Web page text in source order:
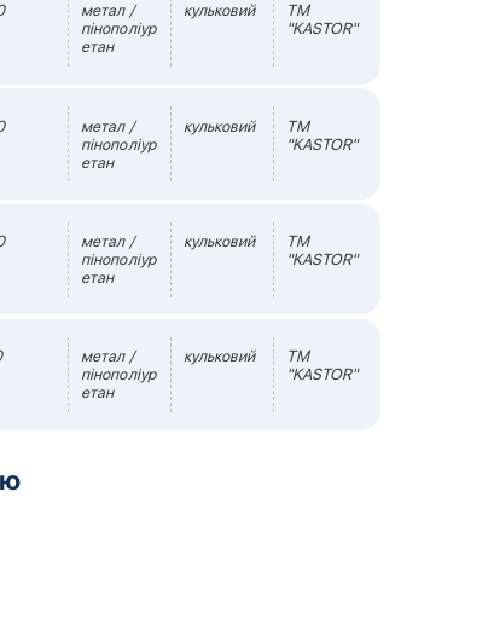
метал /
пінополіур
етан
кульковий
TM
"KASTOR"
метал /
пінополіур
етан
кульковий
TM
"KASTOR"
метал /
пінополіур
етан
кульковий
TM
"KASTOR"
метал /
пінополіур
етан
кульковий
TM
"KASTOR"